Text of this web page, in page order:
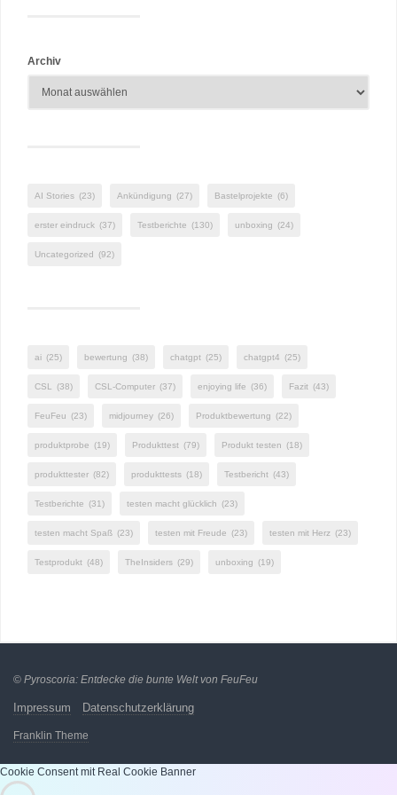
Archiv
AI Stories (23) Ankündigung (27) Bastelprojekte (6)
erster eindruck (37) Testberichte (130) unboxing (24)
Uncategorized (92)
ai (25) bewertung (38) chatgpt (25) chatgpt4 (25)
CSL (38) CSL-Computer (37) enjoying life (36) Fazit (43)
FeuFeu (23) midjourney (26) Produktbewertung (22)
produktprobe (19) Produkttest (79) Produkt testen (18)
produkttester (82) produkttests (18) Testbericht (43)
Testberichte (31) testen macht glücklich (23)
testen macht Spaß (23) testen mit Freude (23) testen mit Herz (23)
Testprodukt (48) TheInsiders (29) unboxing (19)
© Pyroscoria: Entdecke die bunte Welt von FeuFeu
Impressum Datenschutzerklärung
Franklin Theme
Cookie Consent mit Real Cookie Banner